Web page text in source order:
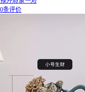
0条评价